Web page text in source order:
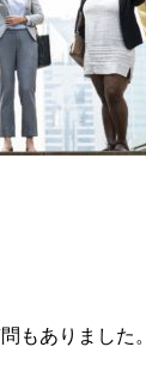
もありました。